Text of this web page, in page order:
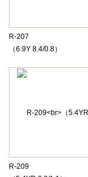
R-207
（6.9Y 8.4/0.8）
R-209